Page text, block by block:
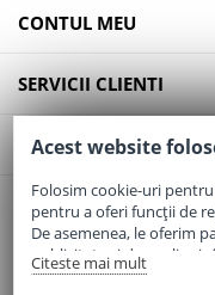
CONTUL MEU
SERVICII CLIENTI
CONTACT
Email:
Telefon:0745-964-449
Adresa:Sos. Borsului, Nr.
Acest website
Folosim cookie-uri
pentru a oferi funcții de
De asemenea, le oferim
publicitate și de analize
folosiți site-ul nostru.
Citeste mai mult